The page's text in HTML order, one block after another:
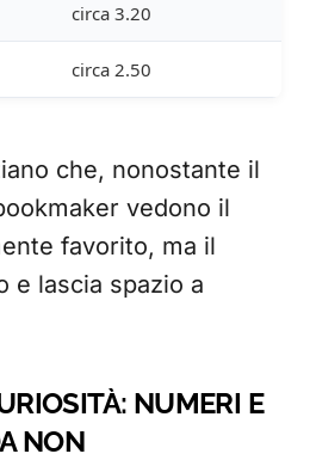
circa 3.20
circa 2.50
che, nonostante il
vedono il
favorito, ma il
e lascia spazio a
NUMERI E
NON